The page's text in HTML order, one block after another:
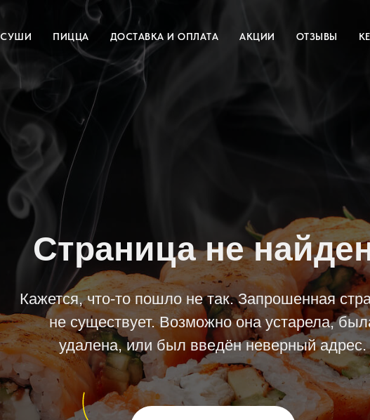
СУШИ ПИЦЦА ДОСТАВКА И ОПЛАТА АКЦИИ ОТЗЫВЫ
Страница не
Кажется, что-то пошло не так. Запрошенная
не существует. Возможно она устарела,
удалена, или был введён неверный адрес.